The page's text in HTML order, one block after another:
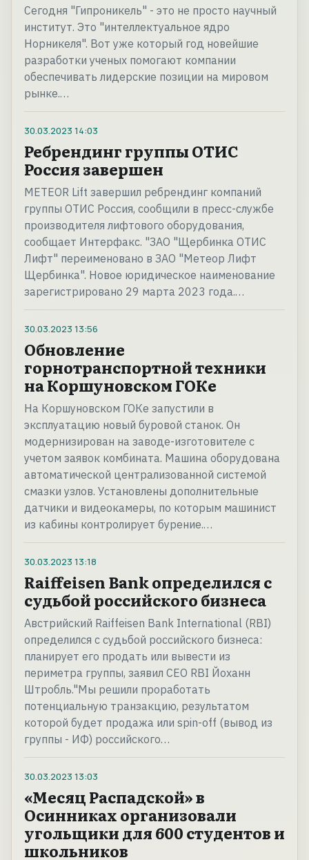
Сегодня "Гипроникель" - это не просто научный
институт. Это "интеллектуальное ядро
Норникеля". Вот уже который год новейшие
разработки ученых помогают компании
обеспечивать лидерские позиции на мировом
рынке.…
30.03.2023 14:03
Ребрендинг группы ОТИС
Россия завершен
METEOR Lift завершил ребрендинг компаний
группы ОТИС Россия, сообщили в пресс-службе
производителя лифтового оборудования,
сообщает Интерфакс. "ЗАО "Щербинка ОТИС
Лифт" переименовано в ЗАО "Метеор Лифт
Щербинка". Новое юридическое наименование
зарегистрировано 29 марта 2023 года.…
30.03.2023 13:56
Обновление
горнотранспортной техники
на Коршуновском ГОКе
На Коршуновском ГОКе запустили в
эксплуатацию новый буровой станок. Он
модернизирован на заводе-изготовителе с
учетом заявок комбината. Машина оборудована
автоматической централизованной системой
смазки узлов. Установлены дополнительные
датчики и видеокамеры, по которым машинист
из кабины контролирует бурение.…
30.03.2023 13:18
Raiffeisen Bank определился с
судьбой российского бизнеса
Австрийский Raiffeisen Bank International (RBI)
определился с судьбой российского бизнеса:
планирует его продать или вывести из
периметра группы, заявил CEO RBI Йоханн
Штробль."Мы решили проработать
потенциальную транзакцию, результатом
которой будет продажа или spin-off (вывод из
группы - ИФ) российского…
30.03.2023 13:03
«Месяц Распадской» в
Осинниках организовали
угольщики для 600 студентов и
школьников